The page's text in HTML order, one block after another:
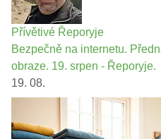
Přívětivé Řeporyje
Bezpečně na internetu.
obraze. 19. srpen - Řeporyje.
19. 08.